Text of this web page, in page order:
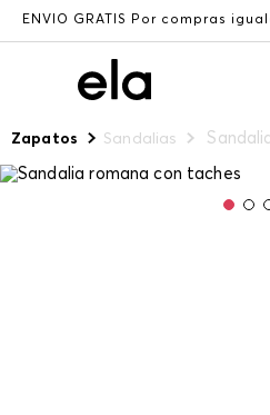
ENVÍO GRATIS Por compras
Zapatos Sandalias